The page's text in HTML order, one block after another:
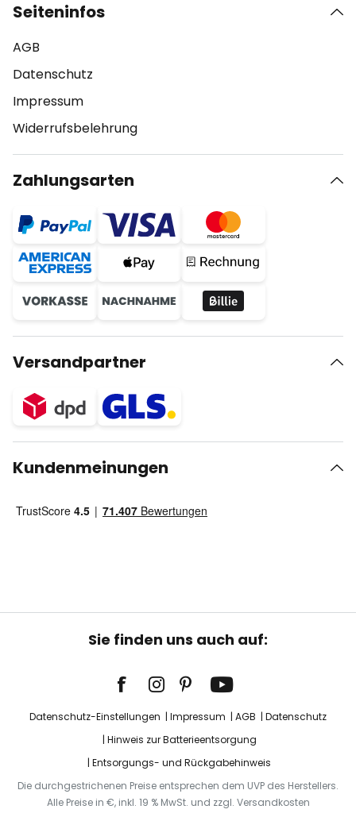
Seiteninfos
AGB
Datenschutz
Impressum
Widerrufsbelehrung
Zahlungsarten
Versandpartner
Kundenmeinungen
Sie finden uns auch auf:
Datenschutz-Einstellungen Impressum AGB
Datenschutz
Hinweis zur Batterieentsorgung
Entsorgungs- und Rückgabehinweis
Die durchgestrichenen Preise entsprechen dem UVP des Herstellers.
Alle Preise in €, inkl. 19 % MwSt. und zzgl. Versandkosten